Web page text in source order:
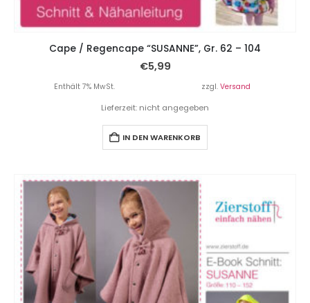
Cape / Regencape “SUSANNE”, Gr. 62 – 104
€5,99
Enthält 7% MwSt. zzgl. Versand
Lieferzeit: nicht angegeben
IN DEN WARENKORB